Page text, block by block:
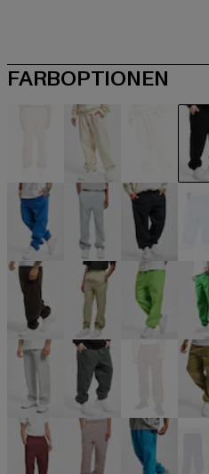
FARBOPTIONEN
beige beige beige
blau blau blau
braun grün
grau grau bunt